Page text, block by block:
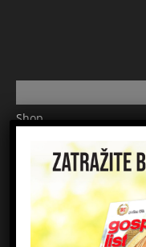
Shop
Pretplata
Uvjeti korištenja
Prijavite se na